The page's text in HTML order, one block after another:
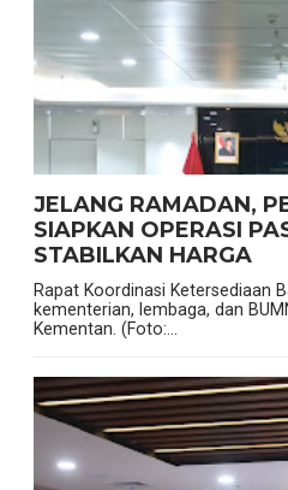
JELANG RAMADAN,
SIAPKAN OPERASI
STABILKAN HARGA
Rapat Koordinasi Ketersediaan
kementerian, lembaga, dan
Kementan. (Foto:...